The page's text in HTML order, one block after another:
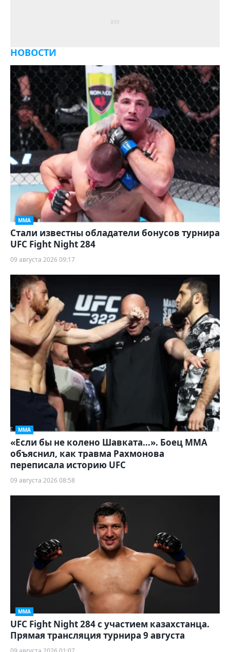
НОВОСТИ
ММА
Стали известны обладатели бонусов турнира
UFC Fight Night 284
09 августа 2026 09:17
ММА
«Если бы не колено Шавката...». Боец ММА
объяснил, как травма Рахмонова
переписала историю UFC
09 августа 2026 08:58
ММА
UFC Fight Night 284 с участием казахстанца.
Прямая трансляция турнира 9 августа